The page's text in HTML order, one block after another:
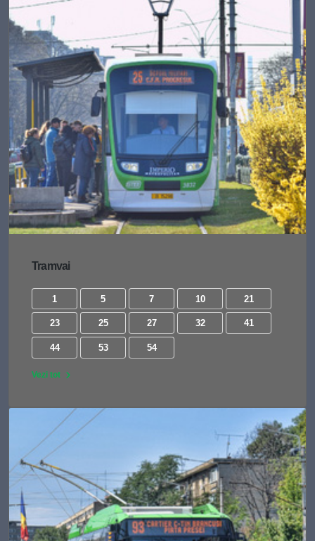
Tramvai
1 5 7 10 21
23 25 27 32 41
44 53 54
Vezi tot